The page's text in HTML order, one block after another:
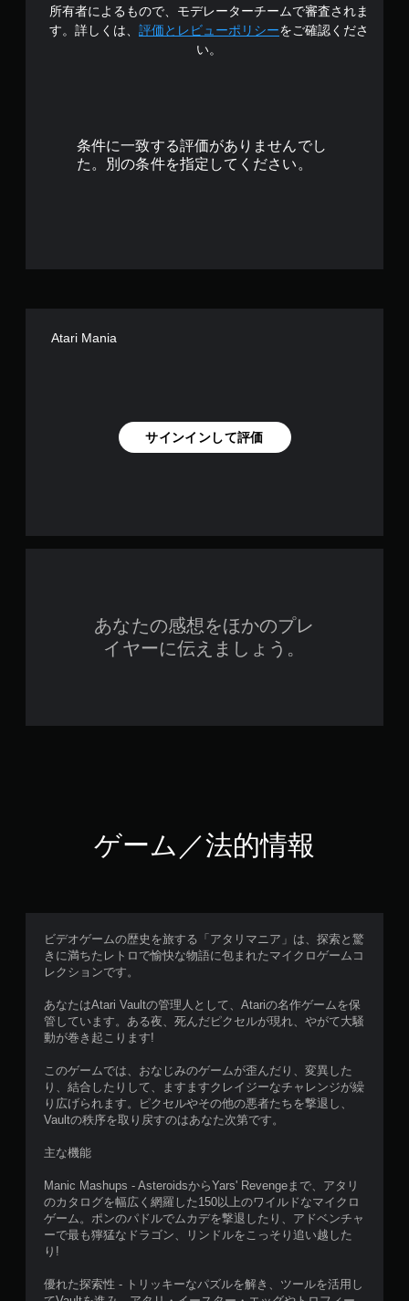
3
.
所有者によるもので、モデレーターチームで審査されま
す。詳しくは、 評価とレビューポリシーをご確認くださ
い。
条件に一致する評価がありませんでし
た。別の条件を指定してください。
Atari Mania
サインインして評価
あなたの感想をほかのプレ
イヤーに伝えましょう。
ゲーム／法的情報
ビデオゲームの歴史を旅する「アタリマニア」は、探索と驚
きに満ちたレトロで愉快な物語に包まれたマイクロゲームコ
レクションです。
あなたはAtari Vaultの管理人として、Atariの名作ゲームを保
管しています。ある夜、死んだピクセルが現れ、やがて大騒
動が巻き起こります!
このゲームでは、おなじみのゲームが歪んだり、変異した
り、結合したりして、ますますクレイジーなチャレンジが繰
り広げられます。ピクセルやその他の悪者たちを撃退し、
Vaultの秩序を取り戻すのはあなた次第です。
主な機能
Manic Mashups - AsteroidsからYars' Revengeまで、アタリ
のカタログを幅広く網羅した150以上のワイルドなマイクロ
ゲーム。ポンのパドルでムカデを撃退したり、アドベンチャ
ーで最も獰猛なドラゴン、リンドルをこっそり追い越した
り!
優れた探索性 - トリッキーなパズルを解き、ツールを活用し